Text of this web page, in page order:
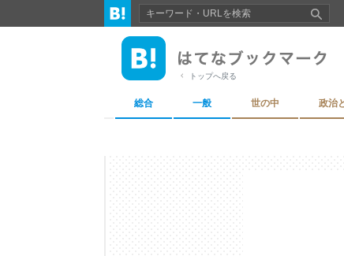
トップへ戻る
総合 一般 世の中 政治